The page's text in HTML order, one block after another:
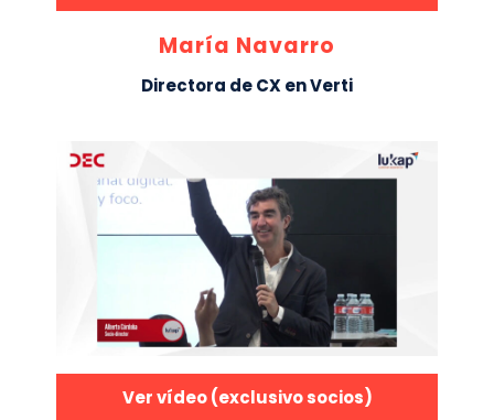
María Navarro
Directora de CX en Verti
Ver vídeo (exclusivo socios)